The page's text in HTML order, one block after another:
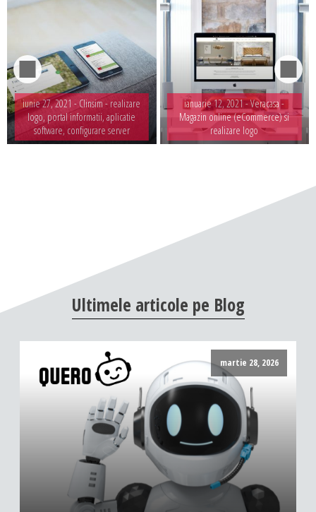
iunie 27, 2021 - Clinsim - realizare
logo, portal informatii, aplicatie
software, configurare server
ianuarie 12, 2021 -Veracasa -
Magazin online (eCommerce) si
realizare logo
Ultimele articole pe Blog
martie 28, 2026